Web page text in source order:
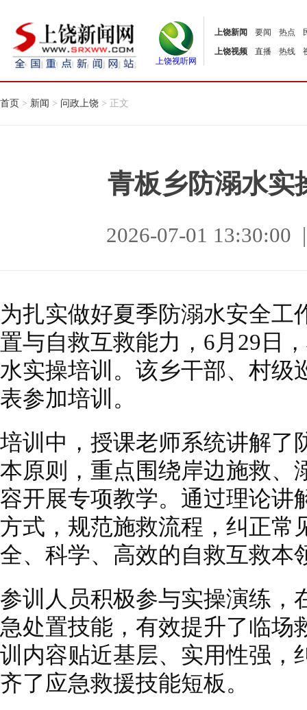
上饶视听网
上饶新闻 要闻 热点
上饶视频
直播 热线
首页 > 新闻 > 问政上饶 > 正文
青板乡防溺水实
2026-07-01
为扎实做好夏季防溺水安全工
置与自救互救能力，6月29日
水实操培训。该乡干部、村级
表参加培训。
培训中，授课老师系统讲解了
本原则，重点围绕岸边施救、
容开展专项教学。通过理论讲
方式，规范施救流程，纠正常
全、科学、高效的自救互救本
参训人员积极参与实操演练，
急处置技能，有效提升了临场
训内容贴近基层、实用性强，
齐了应急救援技能短板。